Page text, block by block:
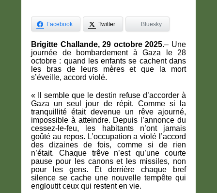
Facebook Twitter Bluesky
Brigitte Challande, 29 octobre 2025.– Une
journée de bombardement à Gaza le 28
octobre : quand les enfants se cachent dans
les bras de leurs mères et que la mort
s’éveille, accord violé.
« Il semble que le destin refuse d’accorder à
Gaza un seul jour de répit. Comme si la
tranquillité était devenue un rêve ajourné,
impossible à atteindre. Depuis l’annonce du
cessez-le-feu, les habitants n’ont jamais
goûté au repos. L’occupation a violé l’accord
des dizaines de fois, comme si de rien
n’était. Chaque trêve n’est qu’une courte
pause pour les canons et les missiles, non
pour les gens. Et derrière chaque bref
silence se cache une nouvelle tempête qui
engloutit ceux qui restent en vie.